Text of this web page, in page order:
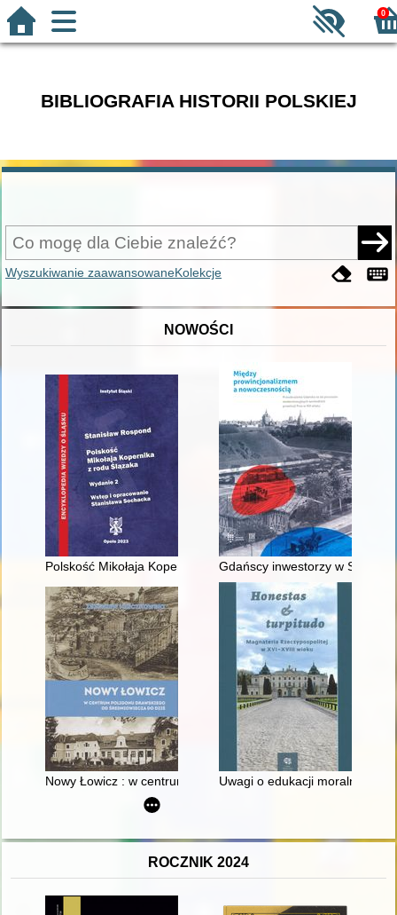
0
BIBLIOGRAFIA HISTORII POLSKIEJ
Wyszukiwanie zaawansowaneKolekcje
NOWOŚCI
Polskość Mikołaja Kopernika z rodu Ślązaka
Gdańscy inwestorzy w
Nowy Łowicz : w centrum poligonu drawskiego od
Uwagi o edukacji moralnej
ROCZNIK 2024